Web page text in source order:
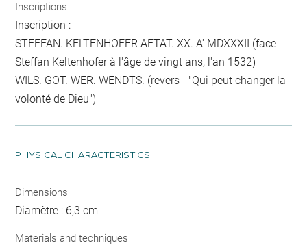
Inscriptions
Inscription :
STEFFAN. KELTENHOFER AETAT. XX. A' MDXXXII (face -
Steffan Keltenhofer à l'âge de vingt ans, l'an 1532)
WILS. GOT. WER. WENDTS. (revers - "Qui peut changer la
volonté de Dieu")
PHYSICAL CHARACTERISTICS
Dimensions
Diamètre : 6,3 cm
Materials and techniques